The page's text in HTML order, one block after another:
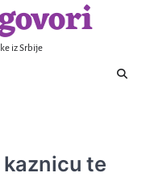
iz Srbije
kaznicu te